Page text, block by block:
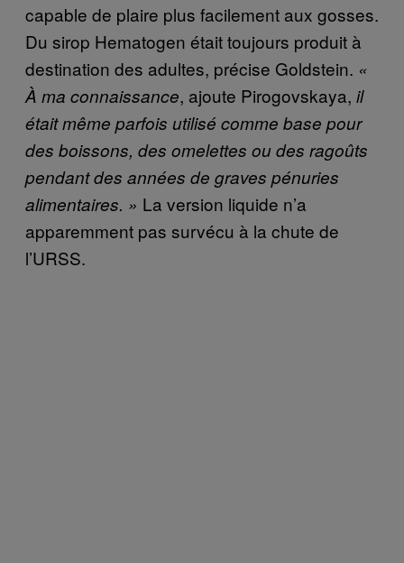
capable de plaire plus facilement aux gosses.
Du sirop Hematogen était toujours produit à
destination des adultes, précise Goldstein. «
À ma connaissance, ajoute Pirogovskaya, il
était même parfois utilisé comme base pour
des boissons, des omelettes ou des ragoûts
pendant des années de graves pénuries
alimentaires. » La version liquide n’a
apparemment pas survécu à la chute de
l’URSS.